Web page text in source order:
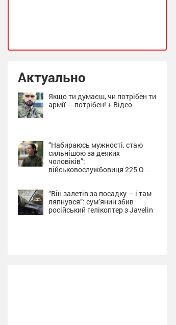
Актуально
Якщо ти думаєш, чи потрібен ти
армії — потрібен! + Відео
“Набираюсь мужності, стаю
сильнішою за деяких
чоловіків”:
військовослужбовиця 225 ОШП
“Він залетів за посадку — і там
ляпнувся”: сум’янин збив
російський гелікоптер з Javelin